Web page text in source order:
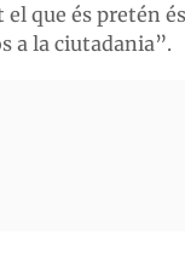
que és pretén
a la ciutadania”.